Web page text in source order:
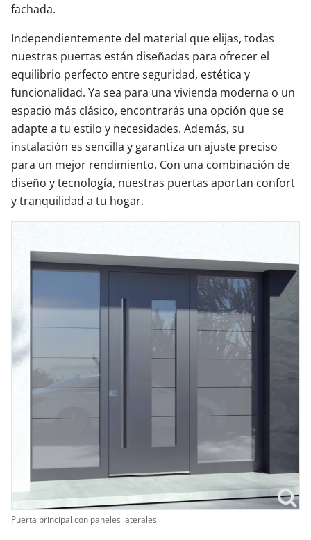
fachada.
Independientemente del material que elijas, todas
nuestras puertas están diseñadas para ofrecer el
equilibrio perfecto entre seguridad, estética y
funcionalidad. Ya sea para una vivienda moderna o un
espacio más clásico, encontrarás una opción que se
adapte a tu estilo y necesidades. Además, su
instalación es sencilla y garantiza un ajuste preciso
para un mejor rendimiento. Con una combinación de
diseño y tecnología, nuestras puertas aportan confort
y tranquilidad a tu hogar.
Puerta principal con paneles laterales